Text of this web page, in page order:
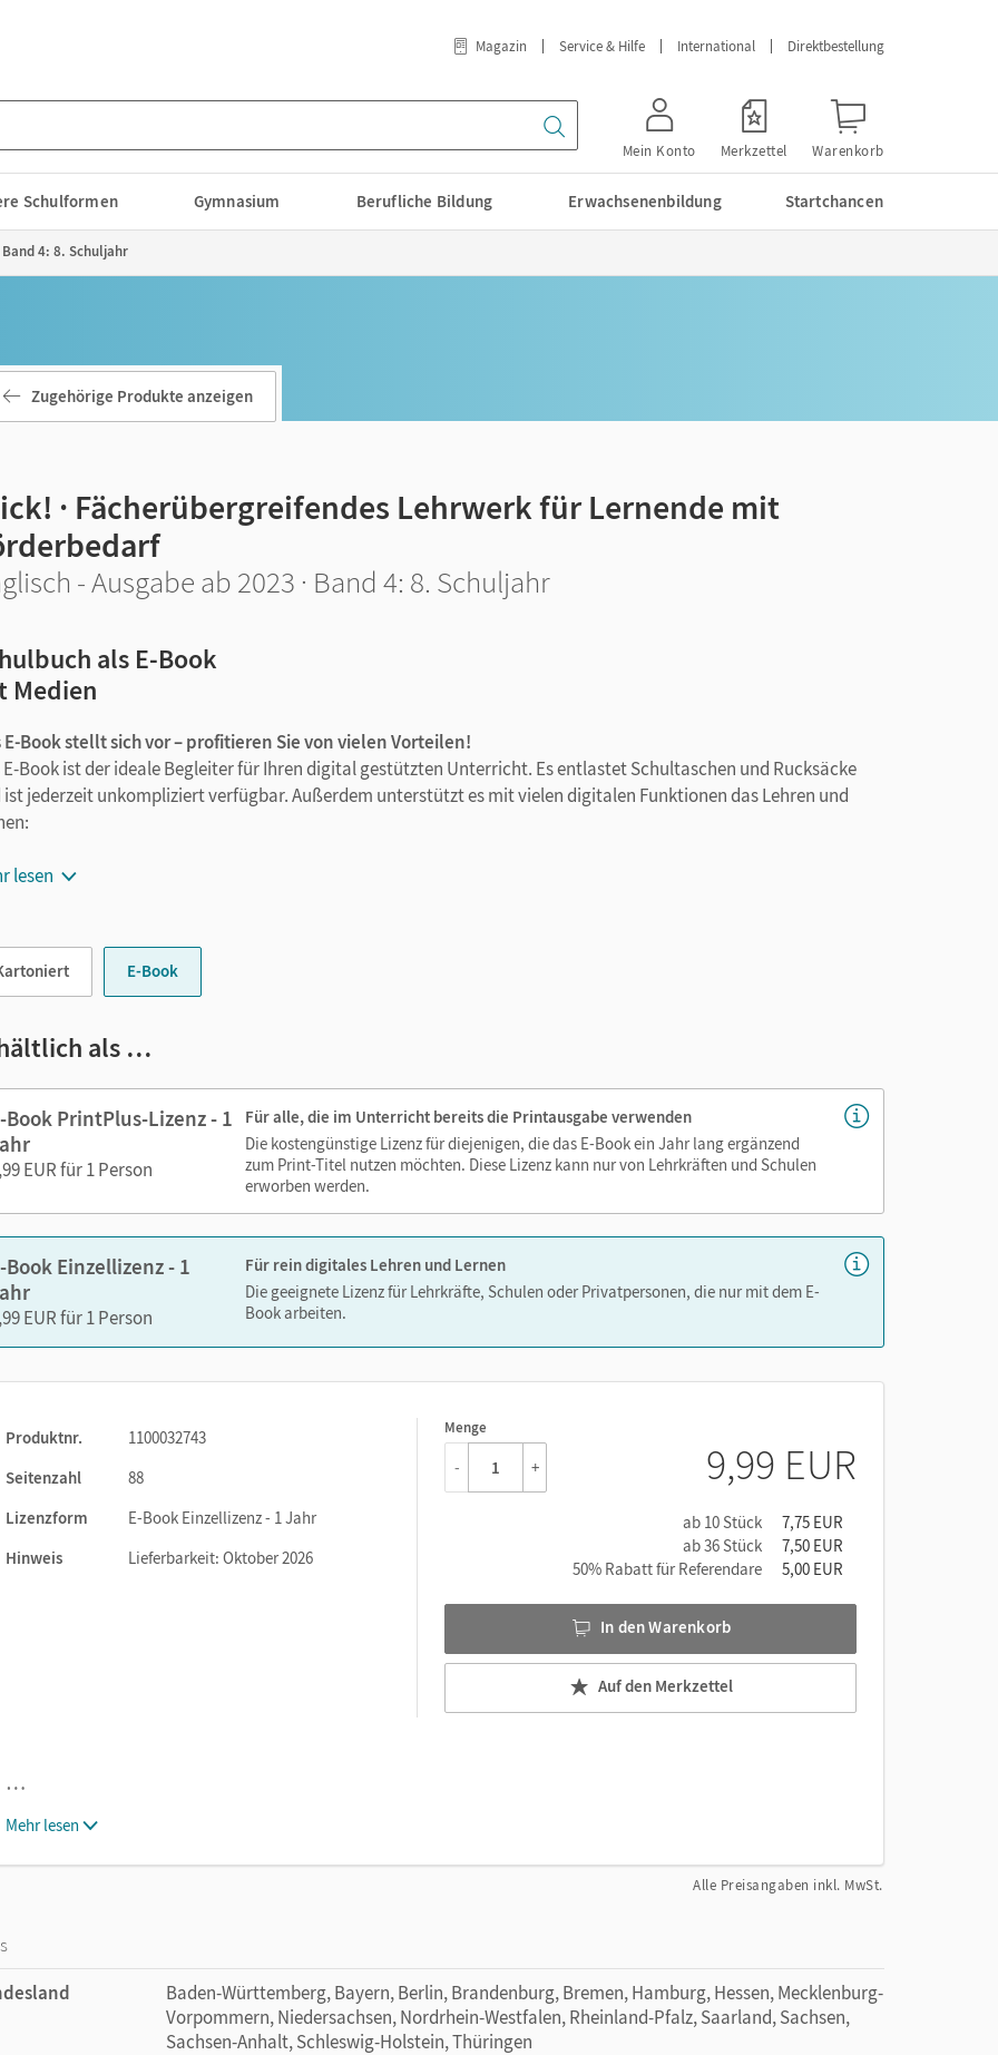
Magazin Service & Hilfe International Direktbestellung
Mein Konto Merkzettel Warenkorb
Schulformen Gymnasium Berufliche Bildung Erwachsenenbildung Startchancen
4: 8. Schuljahr
Zugehörige Produkte anzeigen
· Fächerübergreifendes Lehrwerk für Lernende mit
- Ausgabe ab 2023 · Band 4: 8. Schuljahr
als E-Book
Medien
E-Book stellt sich vor – profitieren Sie von vielen Vorteilen!
E-Book ist der ideale Begleiter für Ihren digital gestützten Unterricht. Es entlastet Schultaschen und Rucksäcke
ist jederzeit unkompliziert verfügbar. Außerdem unterstützt es mit vielen digitalen Funktionen das Lehren und
Notizen erstellen
Lesezeichen hinzufügen
im Text suchen
in diesem E-Book:
Audios
Neu: Hilfen zu den Aufgaben
interaktive Quizzes zum ergänzenden Üben und zur eigenständigen Überprüfung des individuellen
Lernfortschritts (auch verfügbar als Materialpaket in der Cornelsen Lernen App)
sind wichtige Bestandteile dieses E-Books. Sie sind seitengenau platziert, damit Sie und Ihre Schüler/-innen
empfehlen die Nutzung aller digitalen Angebote auf unserer Lehr- und Lernplattform lernen.cornelsen.de
lesen
E-Book
als …
Book PrintPlus-Lizenz - 1
EUR für 1 Person
Für alle, die im Unterricht bereits die Printausgabe verwenden
Die kostengünstige Lizenz für diejenigen, die das E-Book ein Jahr lang ergänzend
zum Print-Titel nutzen möchten. Diese Lizenz kann nur von Lehrkräften und Schulen
erworben werden.
Book Einzellizenz - 1
EUR für 1 Person
Für rein digitales Lehren und Lernen
Die geeignete Lizenz für Lehrkräfte, Schulen oder Privatpersonen, die nur mit dem E-
Book arbeiten.
Produktnr.
1100032743
Seitenzahl
88
Lizenzform
E-Book Einzellizenz - 1 Jahr
Hinweis
Lieferbarkeit: Oktober 2026
Menge
1
- + 9,99 EUR
ab 10 Stück
7,75 EUR
ab 36 Stück
7,50 EUR
50% Rabatt für Referendare
5,00 EUR
In den Warenkorb
Auf den Merkzettel
…
Mehr lesen
Alle Preisangaben inkl. MwSt.
Baden-Württemberg, Bayern, Berlin, Brandenburg, Bremen, Hamburg, Hessen, Mecklenburg-
Vorpommern, Niedersachsen, Nordrhein-Westfalen, Rheinland-Pfalz, Saarland, Sachsen,
Sachsen-Anhalt, Schleswig-Holstein, Thüringen